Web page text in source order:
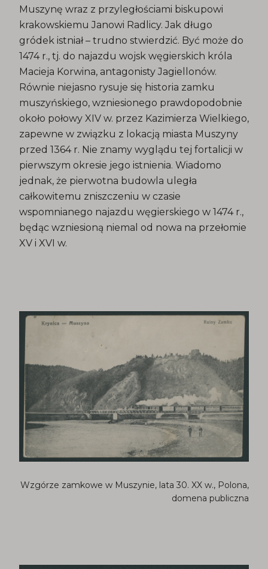
Muszynę wraz z przyległościami biskupowi
krakowskiemu Janowi Radlicy. Jak długo
gródek istniał – trudno stwierdzić. Być może do
1474 r., tj. do najazdu wojsk węgierskich króla
Macieja Korwina, antagonisty Jagiellonów.
Równie niejasno rysuje się historia zamku
muszyńskiego, wzniesionego prawdopodobnie
około połowy XIV w. przez Kazimierza Wielkiego,
zapewne w związku z lokacją miasta Muszyny
przed 1364 r. Nie znamy wyglądu tej fortalicji w
pierwszym okresie jego istnienia. Wiadomo
jednak, że pierwotna budowla uległa
całkowitemu zniszczeniu w czasie
wspomnianego najazdu węgierskiego w 1474 r.,
będąc wzniesioną niemal od nowa na przełomie
XV i XVI w.
Wzgórze zamkowe w Muszynie, lata 30. XX w., Polona,
domena publiczna